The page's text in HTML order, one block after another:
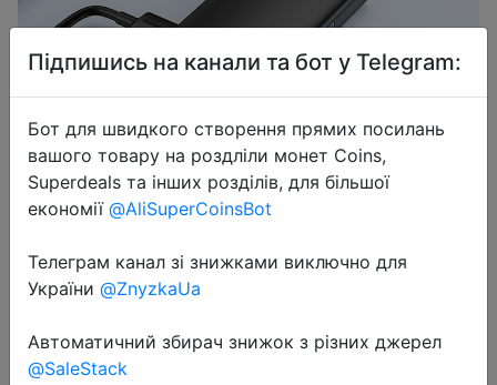
Baseus USB HUB 4 in 1 USB C HUB
USB Type C to Multi USB 3.0
Adapter for MacBook Pro Air
Huawei Mate 30 USB-C 3.0 Splitter
Підпишись на канали та бот у Telegram:
Бот для швидкого створення прямих посилань
вашого товару на роздліли монет Coins,
Superdeals та інших розділів, для більшої
економії @AliSuperCoinsBot
Телеграм канал зі знижками виключно для
України @ZnyzkaUa
Автоматичний збирач знижок з різних джерел
@SaleStack